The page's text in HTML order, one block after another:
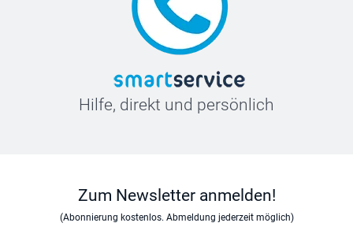
Hilfe, direkt und persönlich
Zum Newsletter anmelden!
(Abonnierung kostenlos. Abmeldung jederzeit möglich)